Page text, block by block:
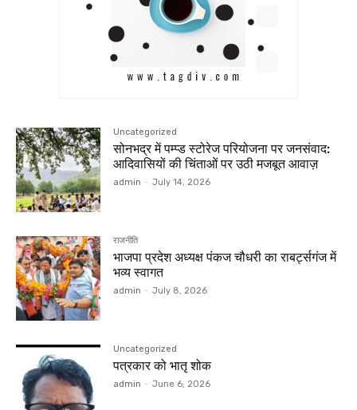
Uncategorized
सोनभद्र में पम्प्ड स्टोरेज परियोजना पर जनसंवाद:
आदिवासियों की चिंताओं पर उठी मजबूत आवाज़
admin - July 14, 2026
राजनीति
भाजपा प्रदेश अध्यक्ष पंकज चौधरी का राबर्ट्सगंज में
भव्य स्वागत
admin - July 8, 2026
Uncategorized
पत्रकार को भातृ शोक
admin - June 6, 2026